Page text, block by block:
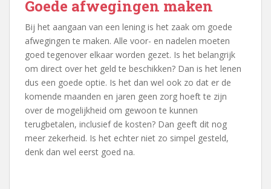
Goede afwegingen maken
Bij het aangaan van een lening is het zaak om goede
afwegingen te maken. Alle voor- en nadelen moeten
goed tegenover elkaar worden gezet. Is het belangrijk
om direct over het geld te beschikken? Dan is het lenen
dus een goede optie. Is het dan wel ook zo dat er de
komende maanden en jaren geen zorg hoeft te zijn
over de mogelijkheid om gewoon te kunnen
terugbetalen, inclusief de kosten? Dan geeft dit nog
meer zekerheid. Is het echter niet zo simpel gesteld,
denk dan wel eerst goed na.